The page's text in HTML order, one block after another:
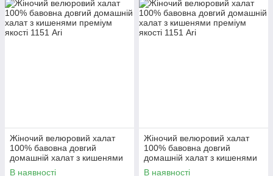
Жіночий велюровий халат
100% бавовна довгий
домашній халат з кишенями
преміум якості
В наявності
Жіночий велюровий халат
100% бавовна довгий
домашній халат з кишенями
преміум якості
В наявності